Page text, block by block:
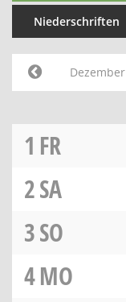
Niederschriften
Dezember
1 FR
2SA
3SO
4MO